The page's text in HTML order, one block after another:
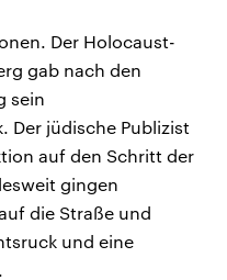
Der Holocaust-
gab nach den
sein
Der jüdische Publizist
auf den Schritt der
gingen
die Straße und
und eine